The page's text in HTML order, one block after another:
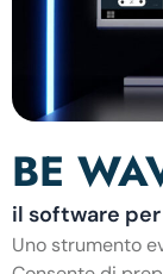
BE
il software
Uno strumento